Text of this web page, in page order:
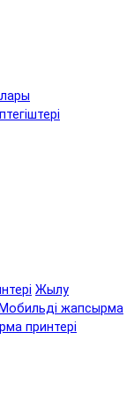
Жылу
Мобильді жапсырма
принтері